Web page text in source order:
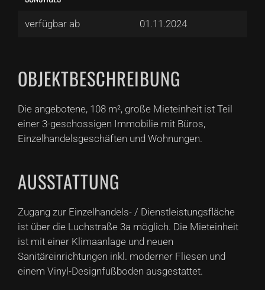
verfügbar ab 01.11.2024
OBJEKTBESCHREIBUNG
Die angebotene, 108 m², große Mieteinheit ist Teil
einer 3-geschossigen Immobilie mit Büros,
Einzelhandelsgeschäften und Wohnungen.
AUSSTATTUNG
Zugang zur Einzelhandels- / Dienstleistungsfläche
ist über die Luchstraße 3a möglich. Die Mieteinheit
ist mit einer Klimaanlage und neuen
Sanitäreinrichtungen inkl. moderner Fliesen und
einem Vinyl-Designfußboden ausgestattet.